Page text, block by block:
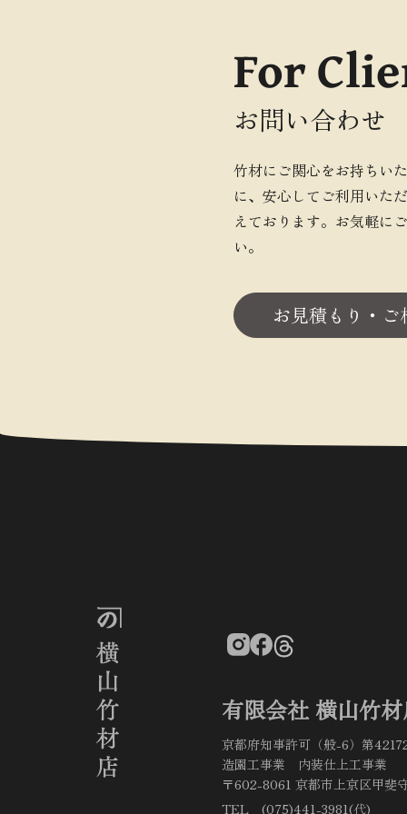
For
お問い合わせ
竹材にご関心をお持ちい
に、安心してご利用いた
えております。お気軽に
い。
お見積もり・ご
有限会社 横山竹
京都府知事許可（般-6）第
造園工事業 内装仕上工事業
〒602-8061 京都市上京区甲斐
TEL (075)441-3981(代)